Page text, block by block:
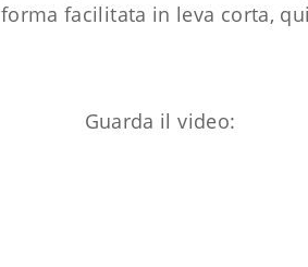
facilitata in leva corta,
Guarda il video: